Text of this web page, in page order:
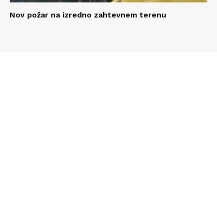
Nov požar na izredno zahtevnem terenu